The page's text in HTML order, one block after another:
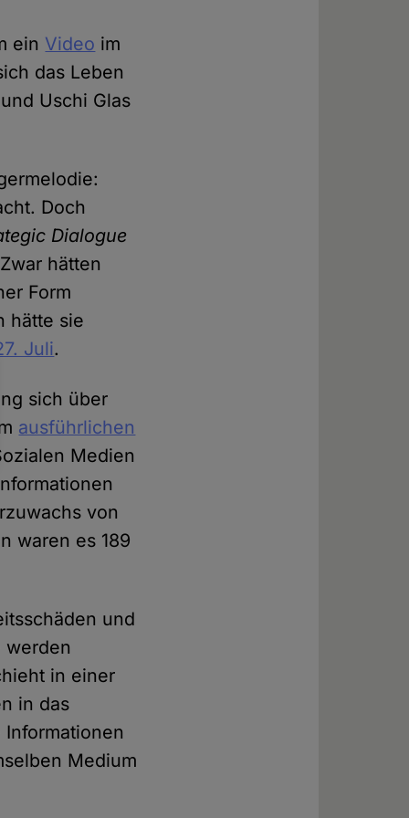
ein Video im
das Leben
Uschi Glas
Doch
Dialogue
hätten
Form
hätte sie
Juli.
sich über
ausführlichen
Medien
von
waren es 189
und
werden
in einer
in das
Medium